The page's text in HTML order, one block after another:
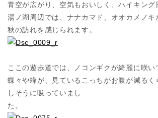
青空が広がり、空気もおいしく、ハイキング
湯ノ湖周辺では、ナナカマド、オオカメノキ
秋の訪れを感じられます。
ここの遊歩道では、ノコンギクが綺麗に咲い
蝶々や蜂が、見ているこっちがお腹が減るく
しそうに吸っていまし
た